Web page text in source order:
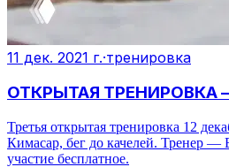
11 дек. 2021 г.·тренировка
ОТКРЫТАЯ ТРЕНИРОВКА
Третья открытая тренировка 12
Кимасар, бег до качелей. Тренер
участие бесплатное.